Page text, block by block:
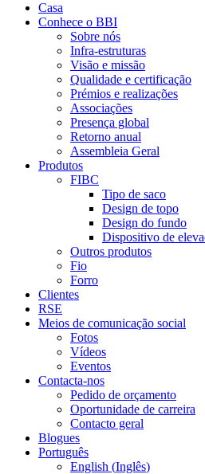
Casa
Conhece o BBI
Sobre nós
Infra-estruturas
Visão e missão
Qualidade e certificação
Prémios e realizações
Associações
Presença global
Retorno anual
Assembleia Geral
Produtos
FIBC
Tipo de saco
Design de topo
Design do fundo
Dispositivo de
Outros produtos
Fio
Forro
Clientes
RSE
Meios de comunicação social
Fotos
Vídeos
Eventos
Contacta-nos
Pedido de orçamento
Oportunidade de carreira
Contacto geral
Blogues
Português
English (Inglês)